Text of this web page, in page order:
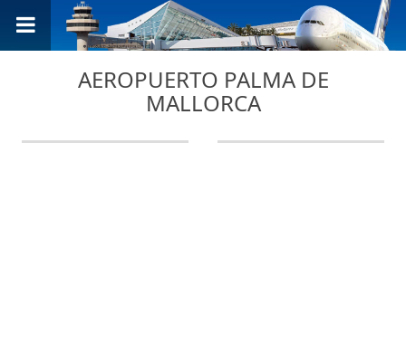
AEROPUERTO PALMA DE
MALLORCA